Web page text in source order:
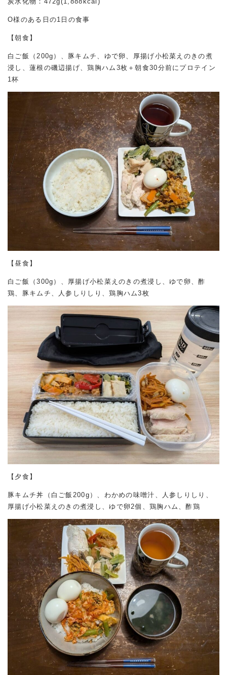
O様のある日の1日の食事
【朝食】
白ご飯（200g）、豚キムチ、ゆで卵、厚揚げ小松菜えのきの煮
浸し、蓮根の磯辺揚げ、鶏胸ハム3枚＋朝食30分前にプロテイン
1杯
【昼食】
白ご飯（300g）、厚揚げ小松菜えのきの煮浸し、ゆで卵、酢
鶏、豚キムチ、人参しりしり、鶏胸ハム3枚
【夕食】
豚キムチ丼（白ご飯200g）、わかめの味噌汁、人参しりしり、
厚揚げ小松菜えのきの煮浸し、ゆで卵2個、鶏胸ハム、酢鶏